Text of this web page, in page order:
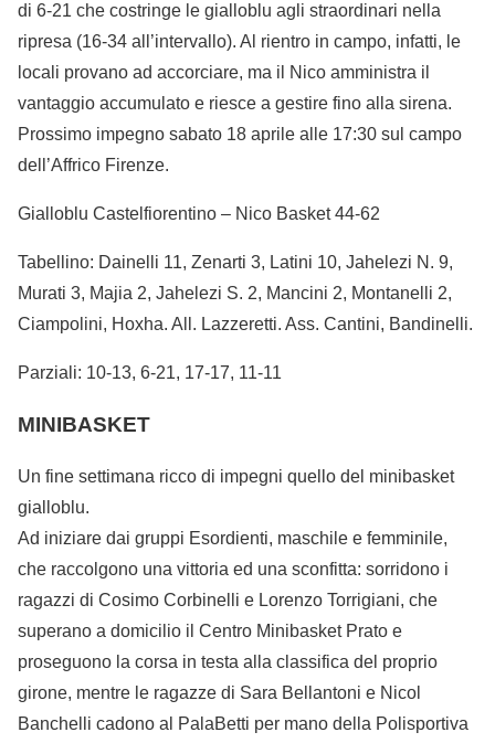
di 6-21 che costringe le gialloblu agli straordinari nella
ripresa (16-34 all’intervallo). Al rientro in campo, infatti, le
locali provano ad accorciare, ma il Nico amministra il
vantaggio accumulato e riesce a gestire fino alla sirena.
Prossimo impegno sabato 18 aprile alle 17:30 sul campo
dell’Affrico Firenze.
Gialloblu Castelfiorentino – Nico Basket 44-62
Tabellino: Dainelli 11, Zenarti 3, Latini 10, Jahelezi N. 9,
Murati 3, Majia 2, Jahelezi S. 2, Mancini 2, Montanelli 2,
Ciampolini, Hoxha. All. Lazzeretti. Ass. Cantini, Bandinelli.
Parziali: 10-13, 6-21, 17-17, 11-11
MINIBASKET
Un fine settimana ricco di impegni quello del minibasket
gialloblu.
Ad iniziare dai gruppi Esordienti, maschile e femminile,
che raccolgono una vittoria ed una sconfitta: sorridono i
ragazzi di Cosimo Corbinelli e Lorenzo Torrigiani, che
superano a domicilio il Centro Minibasket Prato e
proseguono la corsa in testa alla classifica del proprio
girone, mentre le ragazze di Sara Bellantoni e Nicol
Banchelli cadono al PalaBetti per mano della Polisportiva